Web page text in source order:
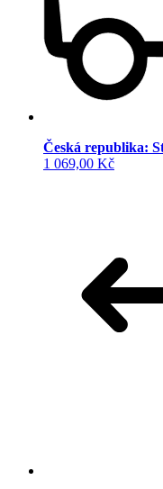
Česká republika:
1 069,00 Kč